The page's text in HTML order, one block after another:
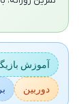
آموزش
دوربین